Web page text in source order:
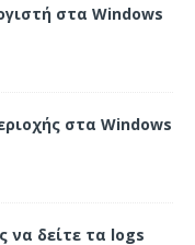
στα Windows
στα Windows
να δείτε τα logs